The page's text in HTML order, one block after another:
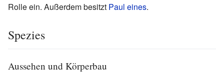
Rolle ein. Außerdem besitzt Paul eines.
Spezies
Aussehen und Körperbau